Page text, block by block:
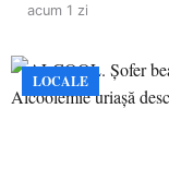
acum 1 zi
LOCALE